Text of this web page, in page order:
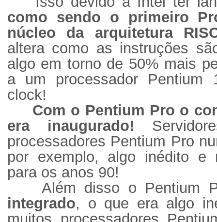
como sendo o primeiro
núcleo da arquitetura
altera como as instruções
algo em torno de 50% mais
a um processador Pentium
clock!
Com o Pentium Pro o
era inaugurado!
processadores Pentium Pro
por exemplo, algo inédito e
para os anos 90!
Além disso o Pentium
integrado, o que era algo